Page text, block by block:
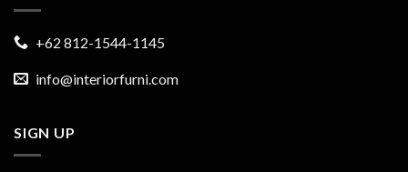
+62 812-1544-1145
info@interiorfurni.com
SIGN UP